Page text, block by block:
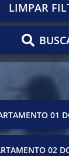
LIMPAR
01
02